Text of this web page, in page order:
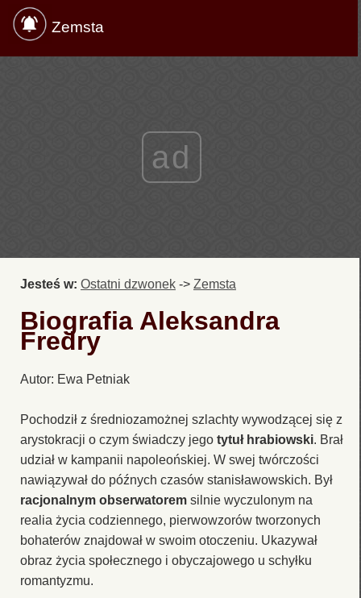
Zemsta
ad
Jesteś w: Ostatni dzwonek -> Zemsta
Biografia Aleksandra
Fredry
Autor: Ewa Petniak
Pochodził z średniozamożnej szlachty wywodzącej się z
arystokracji o czym świadczy jego tytuł hrabiowski. Brał
udział w kampanii napoleońskiej. W swej twórczości
nawiązywał do późnych czasów stanisławowskich. Był
racjonalnym obserwatorem silnie wyczulonym na
realia życia codziennego, pierwowzorów tworzonych
bohaterów znajdował w swoim otoczeniu. Ukazywał
obraz życia społecznego i obyczajowego u schyłku
romantyzmu.